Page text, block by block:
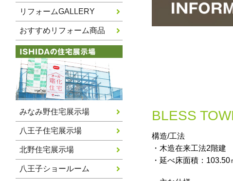
リフォームGALLERY
おすすめリフォーム商品
みなみ野住宅展示場
八王子住宅展示場
北野住宅展示場
八王子ショールーム
BLESS
構造/工法
・木造在来工法2階建
・延べ床面積：103.50